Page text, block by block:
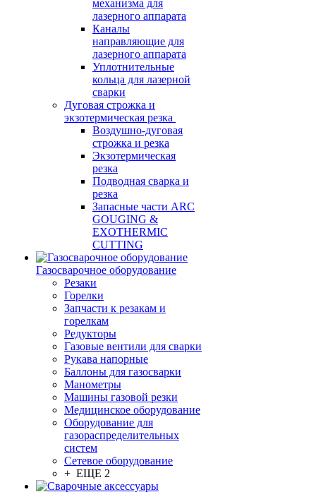
механизма для
лазерного аппарата
Каналы
направляющие для
лазерного аппарата
Уплотнительные
кольца для лазерной
сварки
Дуговая строжка и
экзотермическая резка
Воздушно-дуговая
строжка и резка
Экзотермическая
резка
Подводная сварка и
резка
Запасные части ARC
GOUGING &
EXOTHERMIC
CUTTING
Газосварочное оборудование
Резаки
Горелки
Запчасти к резакам и
горелкам
Редукторы
Газовые вентили для сварки
Рукава напорные
Баллоны для газосварки
Манометры
Машины газовой резки
Медицинское оборудование
Оборудование для
газораспределительных
систем
Сетевое оборудование
+ ЕЩЕ 2